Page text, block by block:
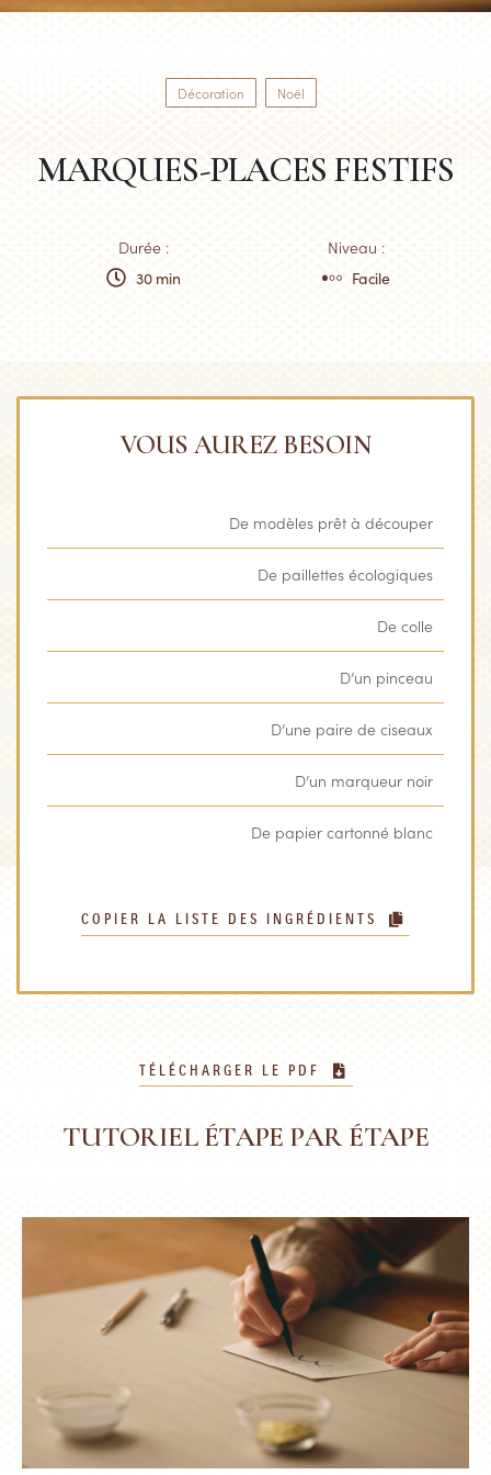
Décoration Noël
MARQUES-PLACES FESTIFS
Durée :
Niveau :
30 min
Facile
VOUS AUREZ BESOIN
De modèles prêt à découper
De paillettes écologiques
De colle
D’un pinceau
D’une paire de ciseaux
D’un marqueur noir
De papier cartonné blanc
COPIER LA LISTE DES INGRÉDIENTS
TÉLÉCHARGER LE PDF
TUTORIEL ÉTAPE PAR ÉTAPE